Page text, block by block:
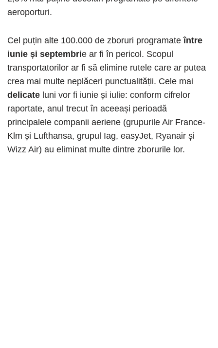
aeroporturi.
Cel puțin alte 100.000 de zboruri programateîntre
iunie și septembrie ar fi în pericol. Scopul
transportatorilor ar fi să elimine rutele care ar putea
crea mai multe neplăceri punctualității. Cele mai
delicate luni vor fi iunie și iulie: conform cifrelor
raportate, anul trecut în aceeași perioadă
principalele companii aeriene (grupurile Air France-
Klm și Lufthansa, grupul Iag, easyJet, Ryanair și
Wizz Air) au eliminat multe dintre zborurile lor.